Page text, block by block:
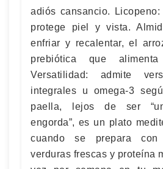
adiós cansancio.
protege piel y vista.
enfriar y recalentar, el
prebiótica que
Versatilidad: admite
integrales u omega‑3
paella, lejos de ser
engorda”, es un plato
cuando se prepara con
verduras frescas y proteína